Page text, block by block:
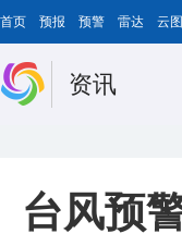
首页 预报 预警 雷达 云图
资讯
台风预